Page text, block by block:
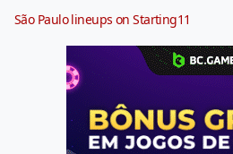
São Paulo lineups on Starting11